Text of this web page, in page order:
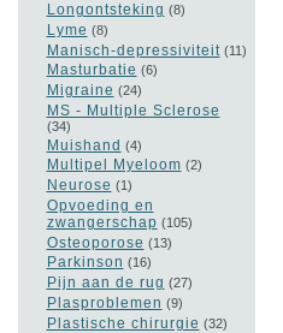
Longontsteking (8)
Lyme (8)
Manisch-depressiviteit (11)
Masturbatie (6)
Migraine (24)
MS - Multiple Sclerose
(34)
Muishand (4)
Multipel Myeloom (2)
Neurose (1)
Opvoeding en
zwangerschap (105)
Osteoporose (13)
Parkinson (16)
Pijn aan de rug (27)
Plasproblemen (9)
Plastische chirurgie (32)